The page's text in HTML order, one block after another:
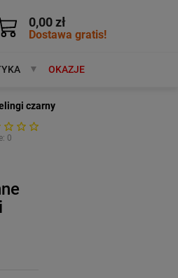
0,00 zł
Dostawa gratis!
MARKIOKAZJE
czarny
0